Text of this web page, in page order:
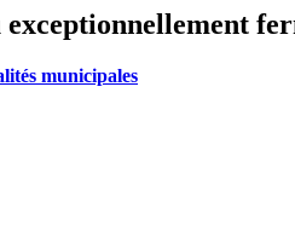
municipales